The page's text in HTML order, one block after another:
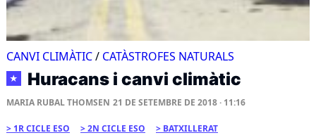
CANVI CLIMÀTIC/ CATÀSTROFES NATURALS
★ Huracans i canvi climàtic
MARIA RUBAL THOMSEN 21 DE SETEMBRE DE 2018 · 11:16
1R CICLE ESO 2N CICLE ESO BATXILLERAT